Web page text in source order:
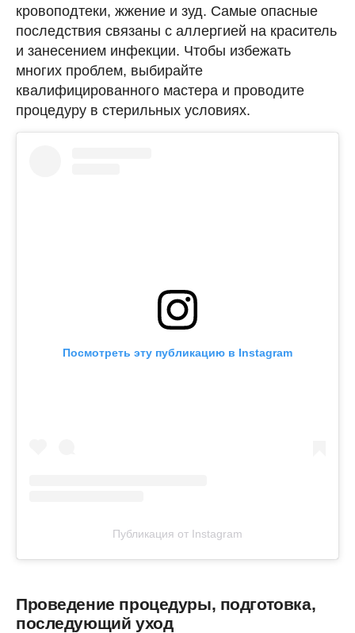
кровоподтеки, жжение и зуд. Самые опасные
последствия связаны с аллергией на краситель
и занесением инфекции. Чтобы избежать
многих проблем, выбирайте
квалифицированного мастера и проводите
процедуру в стерильных условиях.
Посмотреть эту публикацию в Instagram
Публикация от Instagram
Проведение процедуры, подготовка,
последующий уход